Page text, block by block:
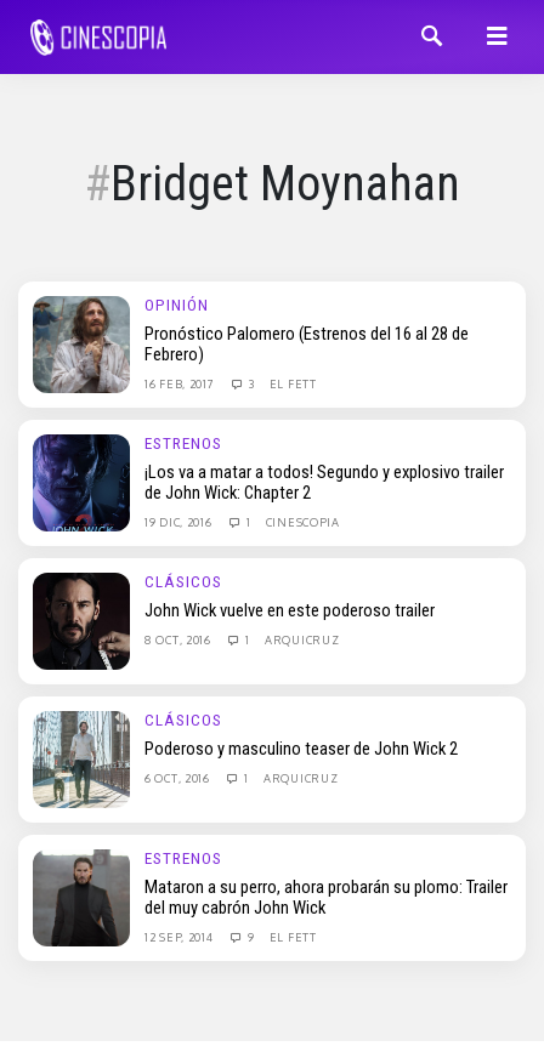
Bridget Moynahan
OPINIÓN
Pronóstico Palomero (Estrenos del 16 al 28 de
Febrero)
16 FEB, 2017 3 EL FETT
ESTRENOS
¡Los va a matar a todos! Segundo y explosivo trailer
de John Wick: Chapter 2
19 DIC, 2016 1 CINESCOPIA
CLÁSICOS
John Wick vuelve en este poderoso trailer
8 OCT, 2016 1 ARQUICRUZ
CLÁSICOS
Poderoso y masculino teaser de John Wick 2
6 OCT, 2016 1 ARQUICRUZ
ESTRENOS
Mataron a su perro, ahora probarán su plomo: Trailer
del muy cabrón John Wick
12 SEP, 2014 9 EL FETT